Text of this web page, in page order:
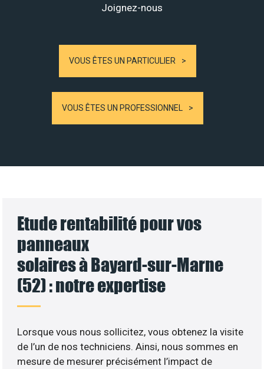
Joignez-nous
VOUS ÊTES UN PARTICULIER
VOUS ÊTES UN PROFESSIONNEL
Etude rentabilité pour vos
panneaux
solaires à Bayard-sur-Marne
(52) : notre expertise
Lorsque vous nous sollicitez, vous obtenez la visite
de l’un de nos techniciens. Ainsi, nous sommes en
mesure de mesurer précisément l’impact de